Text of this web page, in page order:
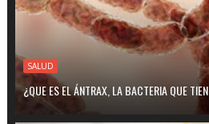
SALUD
¿QUE ES EL ÁNTRAX, LA BACTERIA QUE